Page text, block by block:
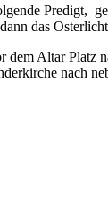
Predigt,
das
Altar Platz
nach